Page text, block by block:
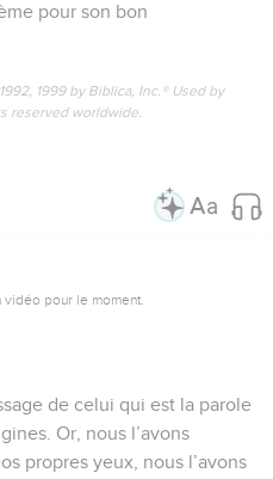
pour son bon
1999 by Biblica, Inc.® Used by
reserved worldwide.
pour le moment.
de celui qui est la parole
Or, nous l’avons
propres yeux, nous l’avons